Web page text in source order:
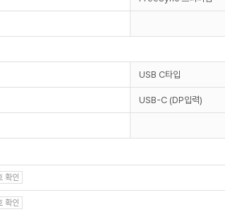
USB C타입
USB-C (DP입력)
확인
확인